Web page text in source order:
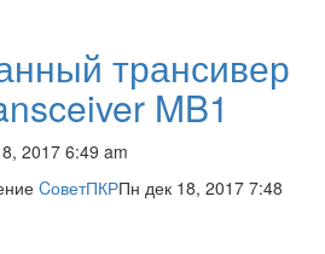
трансивер
MB1
2017 6:49 am
CоветПКРПн дек 18, 2017 7:48